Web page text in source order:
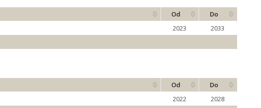
Od
Do
2023
2033
Od
Do
2022
2028